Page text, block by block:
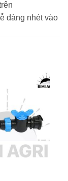
dàng nhét vào